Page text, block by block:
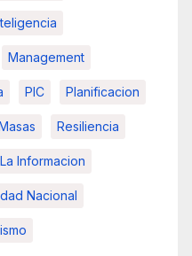
Management
PIC Planificacion
Resiliencia
Informacion
Nacional